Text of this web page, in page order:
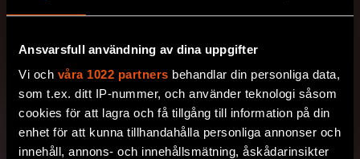
Ansvarsfull användning av dina uppgifter
Vi och våra 1022 partners behandlar din personliga data,
som t.ex. ditt IP-nummer, och använder teknologi såsom
cookies för att lagra och få tillgång till information på din
enhet för att kunna tillhandahålla personliga annonser och
innehåll, annons- och innehållsmätning, åskådarinsikter